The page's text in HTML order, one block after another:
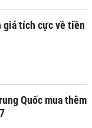
giá tích cực về tiền
Quốc mua thêm